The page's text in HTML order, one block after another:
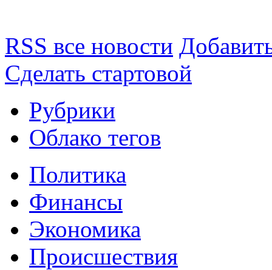
RSS все новости
Сделать стартовой
Рубрики
Облако тегов
Политика
Финансы
Экономика
Происшествия